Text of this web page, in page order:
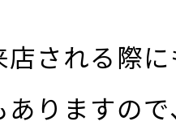
店される際
ありますの